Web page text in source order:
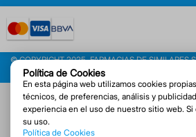
Política de Cookies
En esta página web utilizamos cookies
técnicos, de preferencias, análisis y
experiencia en el uso de nuestro sitio web.
su uso.
Política de Cookies
© COPYRIGHT 2025. FARMACIAS DE SIMILARES